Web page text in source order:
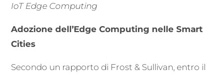
IoT Edge Computing
Adozione dell’Edge Computing nelle Smart
Cities
Secondo un rapporto di Frost & Sullivan, entro il